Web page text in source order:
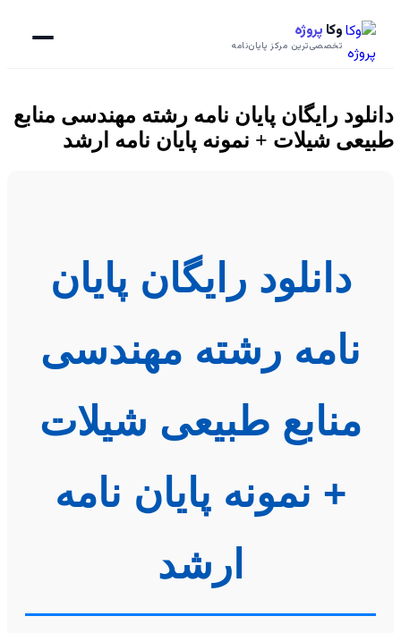
وکا پروژه
تخصصی‌ترین مرکز پایان‌نامه
دانلود رایگان پایان نامه رشته مهندسی منابع
طبیعی شیلات + نمونه پایان نامه ارشد
دانلود رایگان پایان
نامه رشته مهندسی
منابع طبیعی شیلات
+ نمونه پایان نامه
ارشد